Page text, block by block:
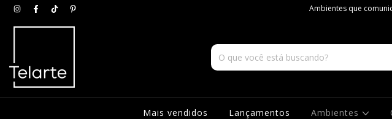
Ambientes que
Mais vendidos Lançamentos Ambientes